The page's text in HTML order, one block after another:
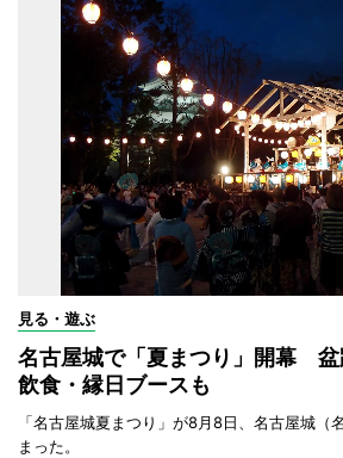
見る・遊ぶ
名古屋城で「夏まつり」開幕 盆
飲食・縁日ブースも
「名古屋城夏まつり」が8月8日、名古屋城（
まった。